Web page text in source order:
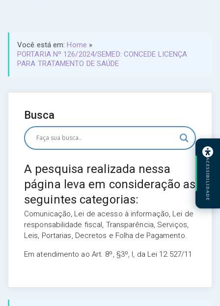
Você está em:Home »
PORTARIA Nº 126/2024/SEMED: CONCEDE LICENÇA
PARA TRATAMENTO DE SAÚDE
Busca
A pesquisa realizada nessa
página leva em consideração as
seguintes categorias:
Comunicação, Lei de acesso à informação, Lei de
responsabilidade fiscal, Transparência, Serviços,
Leis, Portarias, Decretos e Folha de Pagamento.
Em atendimento ao Art. 8º, §3º, I, da Lei 12.527/11
ACESSIBILIDADE